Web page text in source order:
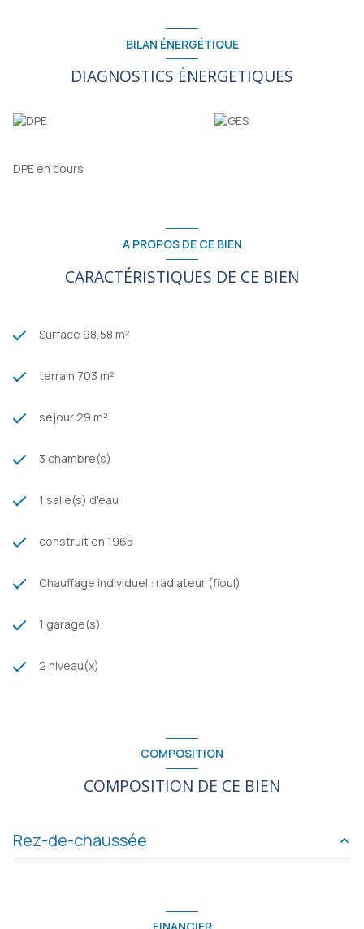
d'évolution selon vos envies.
et l'isolation par l'extérieur a déjà été réalisée, constituant un
premier atout en matière de performance énergétique.
un intérieur à leur image dans un secteur apprécié, à proximité
Agence CUPILLARD - 04.77.70.15.55
Les informations sur les risques auxquels ce bien est exposé
Les informations sur les risques auxquels ce bien est exposé
BILAN ÉNERGÉTIQUE
DIAGNOSTICS ÉNERGETIQUES
DPE en cours
A PROPOS DE CE BIEN
CARACTÉRISTIQUES DE CE BIEN
Surface 98,58 m²
terrain 703 m²
séjour 29 m²
3 chambre(s)
1 salle(s) d'eau
construit en 1965
Chauffage individuel : radiateur (fioul)
1 garage(s)
2 niveau(x)
COMPOSITION
COMPOSITION DE CE BIEN
Rez-de-chaussée